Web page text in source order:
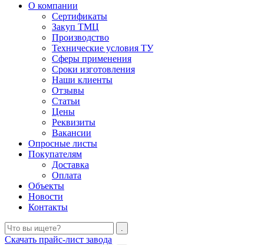
О компании
Сертификаты
Закуп ТМЦ
Производство
Технические условия ТУ
Сферы применения
Сроки изготовления
Наши клиенты
Отзывы
Статьи
Цены
Реквизиты
Вакансии
Опросные листы
Покупателям
Доставка
Оплата
Объекты
Новости
Контакты
Скачать прайс-лист завода